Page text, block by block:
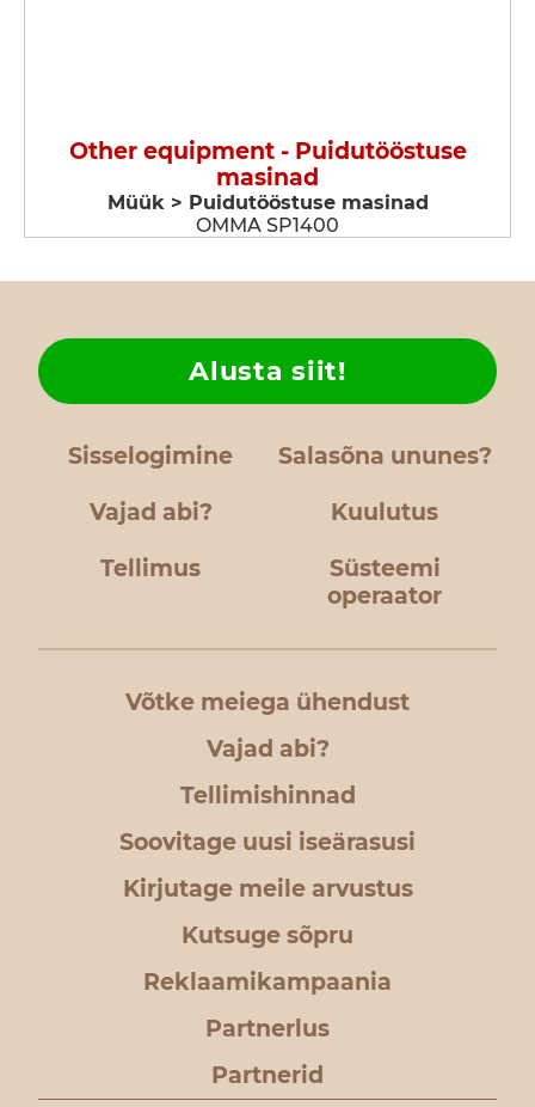
Other equipment - Puidutööstuse
masinad
Müük > Puidutööstuse masinad
OMMA SP1400
Sisselogimine Salasõna ununes?
Vajad abi?
Alusta siit!
Kuulutus
Tellimus
Süsteemi
operaator
Võtke meiega ühendust
Vajad abi?
Tellimishinnad
Soovitage uusi iseärasusi
Kirjutage meile arvustus
Kutsuge sõpru
Reklaamikampaania
Partnerlus
Partnerid